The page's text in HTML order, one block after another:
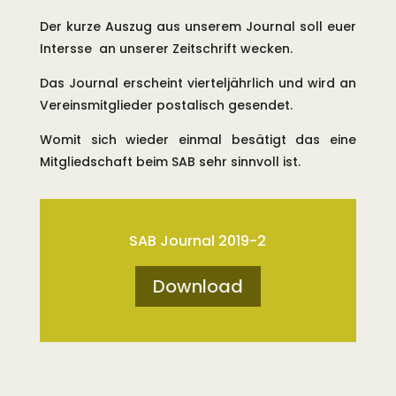
muss sich gewehrt werden. Aber es
scheint augenscheinlich so, als ob
Eigentum einer schleichenden
wollen hier gar nicht zu sehr ins
Detail gehen, aber es gibt zu dieser
Sache Gutachten, auch von
anscheinend ist es auch in der
Fischerei so, wenig überraschend,
Der kurze Auszug aus unserem Journal soll euer
Intersse an unserer Zeitschrift wecken.
Das Journal erscheint vierteljährlich und wird an
Vereinsmitglieder postalisch gesendet.
Womit sich wieder einmal besätigt das eine
Mitgliedschaft beim SAB sehr sinnvoll ist.
SAB Journal 2019-2
Download